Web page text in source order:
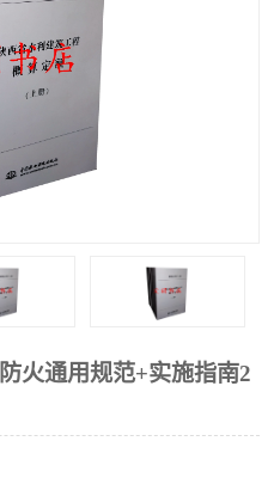
火通用规范+实施指南2
煤矿图书
铁路建设工程预算定额
石油化工安装预算定额
长输管道工程检修维修预
炼油化工计价依据定额
火力发电机组检修定额